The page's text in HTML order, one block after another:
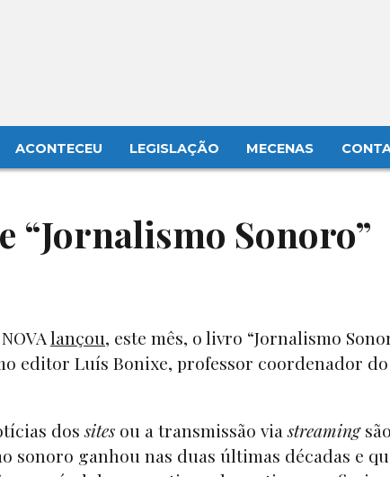
ACONTECEU LEGISLAÇÃO MECENAS
“Jornalismo Sonoro”
lançou, este mês, o livro “Jornalismo
editor Luís Bonixe, professor coordenador do
dossites ou a transmissão viastreamingsão
sonoro ganhou nas duas últimas décadas e